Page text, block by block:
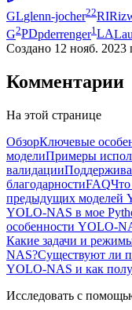
GLglenn-jocher22RI
G2PDpderrenger1 LA
Создано 12 нояб. 2023
Комментарии
На этой странице
ОбзорКлючевые
моделиПримеры
валидации
благодарностиFAQ
предыдущих моделей
YOLO-NAS в мое
особенности YOLO-
Какие задачи и
NAS?Существуют ли
YOLO-NAS и как
Исследовать с